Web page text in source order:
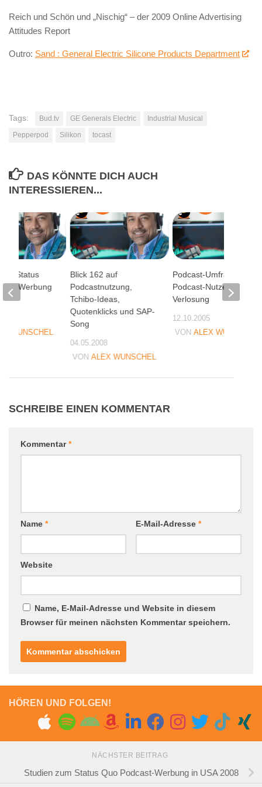
Reich und Schön und „Nischig“ – der 2009 Online Advertising
Attitudes Report
Outro: Sand : General Electric Silicone Products Department
Tags: Bud.tv GE Generals Electric
Industrial Musical
Pepperpod
Silikon tocast
DAS KÖNNTE DICH AUCH
INTERESSIEREN...
Blick 162 auf
Podcastnutzung,
Tchibo-Ideas,
Quotenklicks und SAP-
Song
04.05.2008
VON ALEX WUNSCHEL
Podcast-Umfrage unter
Podcast-Nutzern – Mit
Verlosung
12.10.2005
VONALEX WUNSCHEL
Status
Werbung
WUNSCHEL
SCHREIBE EINEN KOMMENTAR
Kommentar*
Name * E-Mail-Adresse *
Website
Name, E-Mail-Adresse und Website in diesem
Browser für meinen nächsten Kommentar speichern.
HÖREN UND FOLGEN!
NÄCHSTER BEITRAG
Studien zum Status Quo Podcast-Werbung in USA 2008